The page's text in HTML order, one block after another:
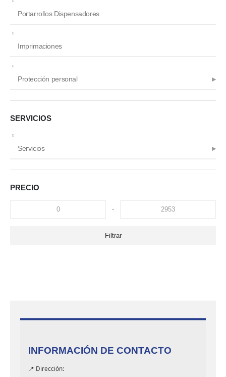
Portarrollos Dispensadores
Imprimaciones
Protección personal
SERVICIOS
Servicios
PRECIO
-
Filtrar
INFORMACIÓN DE CONTACTO
📍 Dirección: